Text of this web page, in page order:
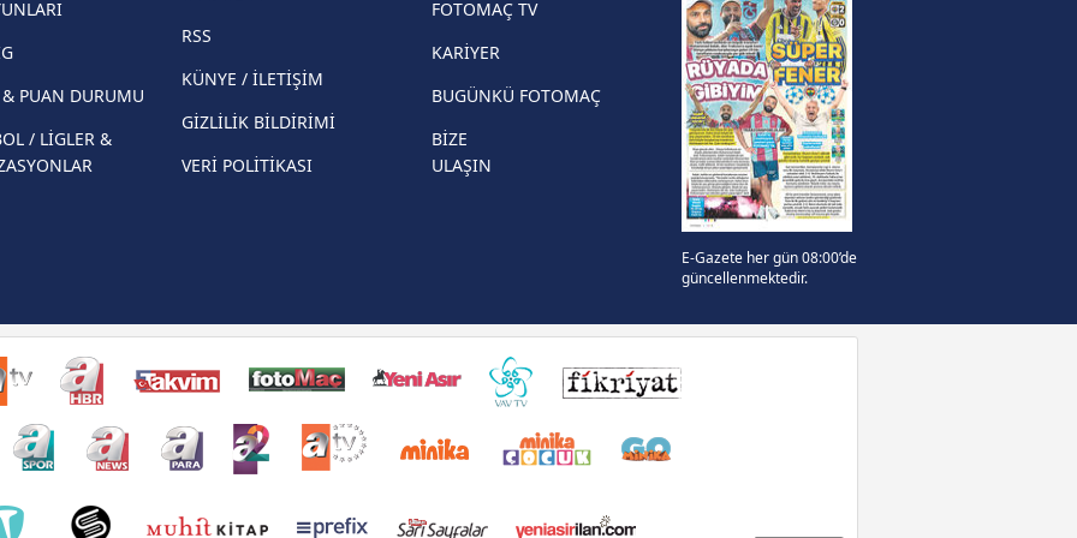
Beşiktaş'ın UEFA Avrupa Ligi'nde 3. Ön
Eleme Turu muhtemel rakipleri belli oldu!
ekiplerinden Atlas'ın yeni teknik
& PUAN DURUMU
/ LİGLER &
RSS
KÜNYE / İLETİŞİM
GİZLİLİK BİLDİRİMİ
VERİ POLİTİKASI
FOTOMAÇ TV
KARİYER
BUGÜNKÜ FOTOMAÇ
BİZE
ULAŞIN
E-Gazete her gün 08:00’de
güncellenmektedir.